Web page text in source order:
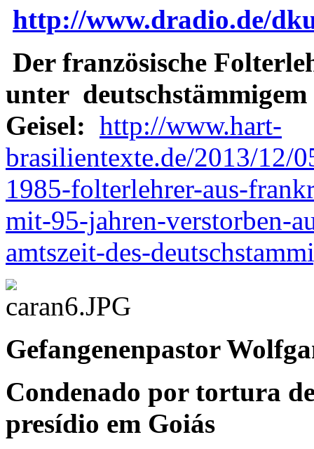
http://www.dradio.de/
Der französische
unter
Geisel: http://www.hart-
brasilientexte.de/2013/12/
1985-folterlehrer-aus-
mit-95-jahren-verstorben-
amtszeit-des-
Gefangenenpastor
Condenado por tortura
presídio em Goiás